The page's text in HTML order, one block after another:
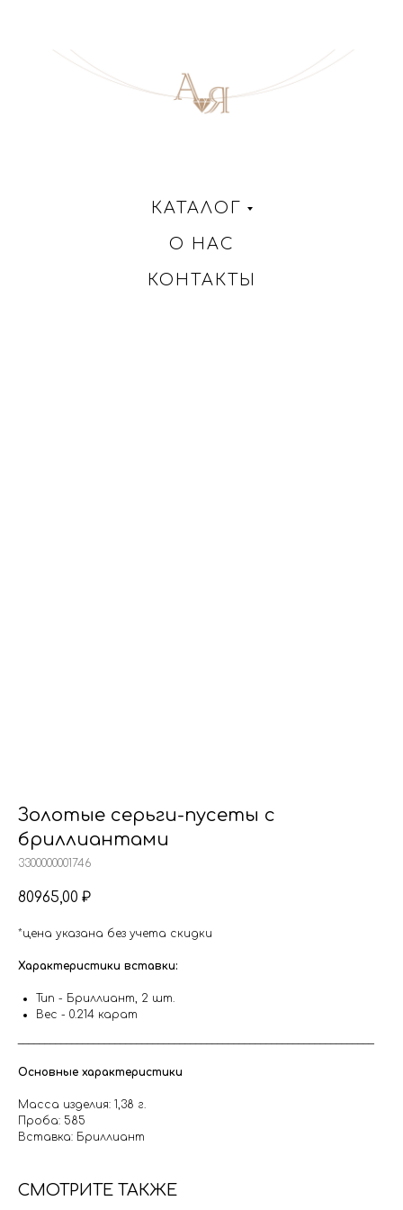
КАТАЛОГ
О НАС
КОНТАКТЫ
Золотые серьги-пусеты с
бриллиантами
3300000001746
80965,00 ₽
*цена указана без учета скидки
Характеристики вставки:
Тип - Бриллиант, 2 шт.
Вес - 0.214 карат
Основные характеристики
Масса изделия: 1,38 г.
Проба: 585
Вставка: Бриллиант
СМОТРИТЕ ТАКЖЕ